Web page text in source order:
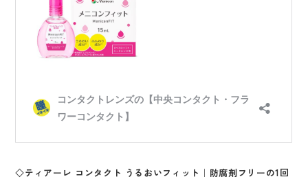
◇ティアーレ コンタクト うるおいフィット｜防腐剤フリーの1回